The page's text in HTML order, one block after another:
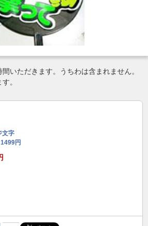
いただきます。うちわは含まれません。
。
文字
円